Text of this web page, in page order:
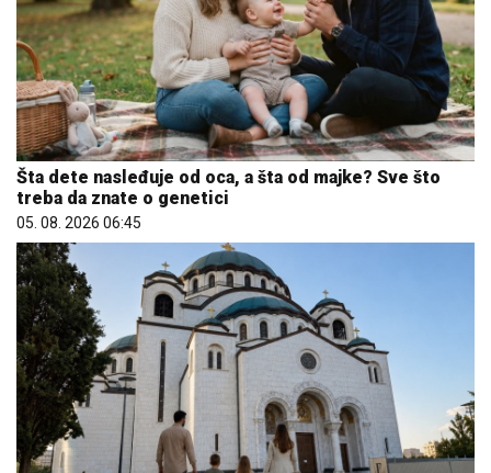
Šta dete nasleđuje od oca, a šta od majke? Sve što
treba da znate o genetici
05. 08. 2026 06:45